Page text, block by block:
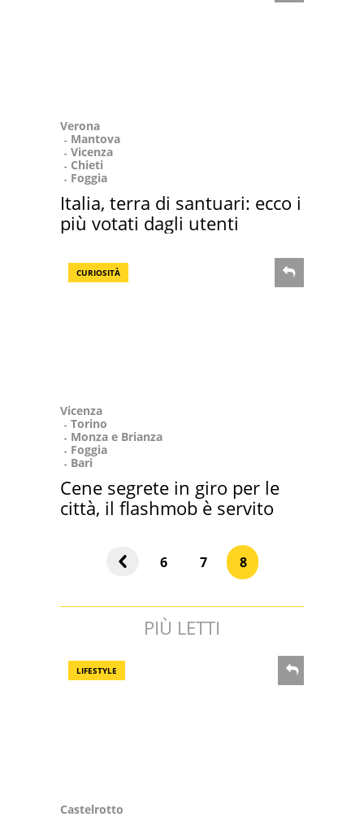
Verona
Mantova
Vicenza
Chieti
Foggia
Italia, terra di santuari: ecco i
più votati dagli utenti
CURIOSITÀ
Vicenza
Torino
Monza e Brianza
Foggia
Bari
Cene segrete in giro per le
città, il flashmob è servito
6 7 8
PIÙ LETTI
LIFESTYLE
Castelrotto